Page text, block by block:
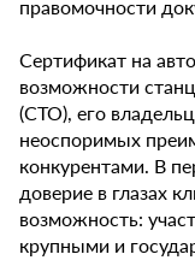
правомочности
Сертификат на
возможности
(СТО), его
неоспоримых
конкурентами. В
доверие в глазах
возможность:
крупными и